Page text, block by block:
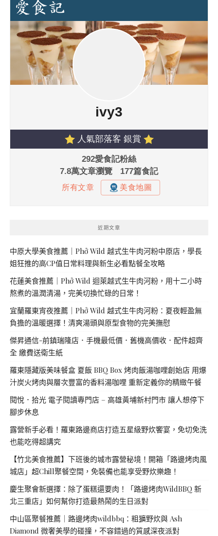
近期文章
中原大學美食推薦｜Phở Wild 越式生牛肉河粉中原店，學長
姐狂推的高CP值日常料理與新生必看點餐全攻略
花蓮美食推薦｜Phở Wild 迴萊越式生牛肉河粉，用十二小時
熬煮的溫潤清湯，完美切換忙碌的日常！
宜蘭羅東宵夜推薦｜Phở Wild 越式生牛肉河粉：夏夜輕盈無
負擔的溫暖選擇！清爽湯頭與原型食物的完美撫慰
傑昇通信-前鎮瑞隆店．手機最低價．舊機高價收．配件超齊
全 繳費送衛生紙
羅東隱藏版美味餐盒 夏飯 BBQ Box 烤肉飯湯咖哩創始店 用爆
汁炭火烤肉與層次豐富的香料湯咖哩 重新定義你的精緻午餐
閱悅．拾光 電子閱讀專門店 – 高雄黃埔新村門市 讓人想停下
腳步休息
露營新手必看！羅東路邊商店打造五星級野炊饗宴，免切免洗
也能吃得超講究
【竹北美食推薦】下班後的城市露營秘境！開箱「路邊烤肉風
城店」超Chill聚餐空間，免裝備也能享受野炊樂趣！
慶生聚會新選擇：除了蛋糕還要肉！「路邊烤肉WildBBQ 新
北三重店」如何幫你打造最熱鬧的生日派對
中山區聚餐推薦｜路邊烤肉wildbbq：粗獷野炊與 Ash
Diamond 微奢美學的碰撞，不容錯過的質感深夜派對